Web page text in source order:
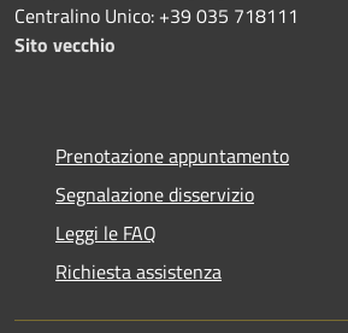
Centralino Unico: +39 035 718111
Sito vecchio
Prenotazione appuntamento
Segnalazione disservizio
Leggi le FAQ
Richiesta assistenza